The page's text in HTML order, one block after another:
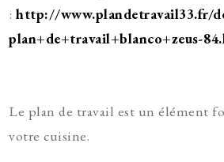
:http://www.plandetravail33.fr/
plan+de+travail+blanco+zeus-
Le plan de travail est un élément
votre cuisine.